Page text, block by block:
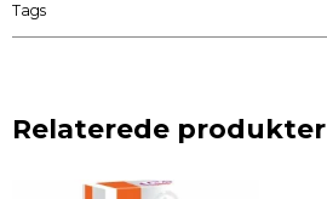
Tags
Relaterede produkter